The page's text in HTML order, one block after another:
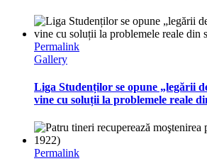
Permalink
Gallery
Liga Studenților se opune „legării
vine cu soluții la problemele reale
Permalink